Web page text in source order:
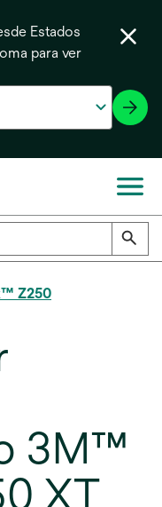
Estados
para ver
Z250
3M™
XT